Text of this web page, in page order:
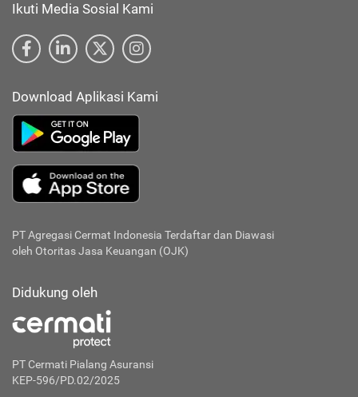
Ikuti Media Sosial Kami
Download Aplikasi Kami
PT Agregasi Cermat Indonesia Terdaftar dan Diawasi
oleh Otoritas Jasa Keuangan (OJK)
Didukung oleh
PT Cermati Pialang Asuransi
KEP-596/PD.02/2025